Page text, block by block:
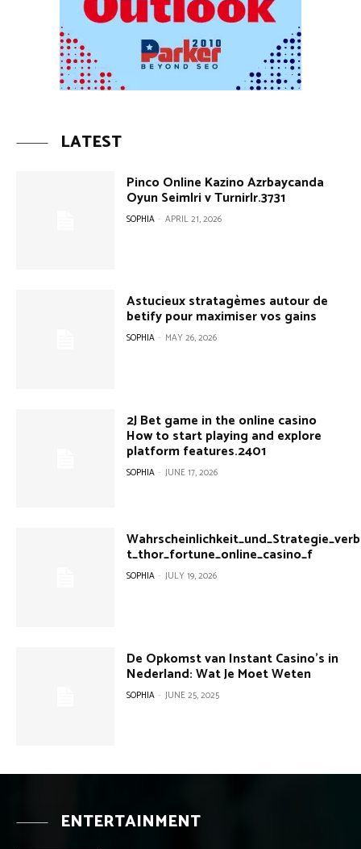
LATEST
Pinco Online Kazino Azrbaycanda
Oyun Seimlri v Turnirlr.3731
SOPHIA - APRIL 21, 2026
Astucieux stratagèmes autour de
betify pour maximiser vos gains
SOPHIA - MAY 26, 2026
2J Bet game in the online casino
How to start playing and explore
platform features.2401
SOPHIA - JUNE 17, 2026
t_thor_fortune_online_casino_f
SOPHIA - JULY 19, 2026
De Opkomst van Instant Casino’s in
Nederland: Wat Je Moet Weten
SOPHIA - JUNE 25, 2025
ENTERTAINMENT